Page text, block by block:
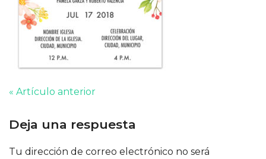
« Artículo anterior
Deja una respuesta
Tu dirección de correo electrónico no será